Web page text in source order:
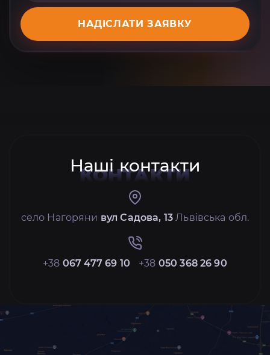
НАДІСЛАТИ ЗАЯВКУ
Наші контакти
КОНТАКТИ
село Нагоряни вул Садова, 13 Львівська обл.
+38 067 477 69 10 +38 050 368 26 90